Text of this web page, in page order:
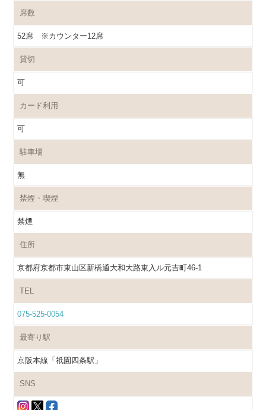
席数
52席 ※カウンター12席
貸切
可
カード利用
可
駐車場
無
禁煙・喫煙
禁煙
住所
京都府京都市東山区新橋通大和大路東入ル元吉町46-1
TEL
075-525-0054
最寄り駅
京阪本線「祇園四条駅」
SNS